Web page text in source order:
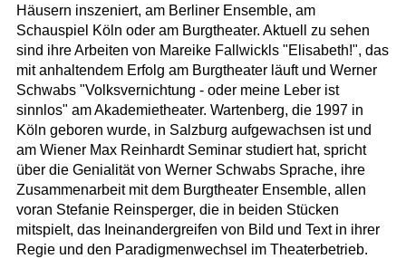
Häusern inszeniert, am Berliner Ensemble, am
Schauspiel Köln oder am Burgtheater. Aktuell zu sehen
sind ihre Arbeiten von Mareike Fallwickls "Elisabeth!", das
mit anhaltendem Erfolg am Burgtheater läuft und Werner
Schwabs "Volksvernichtung - oder meine Leber ist
sinnlos" am Akademietheater. Wartenberg, die 1997 in
Köln geboren wurde, in Salzburg aufgewachsen ist und
am Wiener Max Reinhardt Seminar studiert hat, spricht
über die Genialität von Werner Schwabs Sprache, ihre
Zusammenarbeit mit dem Burgtheater Ensemble, allen
voran Stefanie Reinsperger, die in beiden Stücken
mitspielt, das Ineinandergreifen von Bild und Text in ihrer
Regie und den Paradigmenwechsel im Theaterbetrieb.